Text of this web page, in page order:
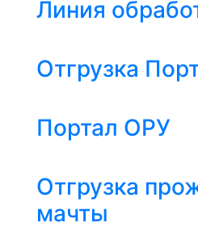
Линия
Отгрузка
Портал ОРУ
Отгрузка
мачты